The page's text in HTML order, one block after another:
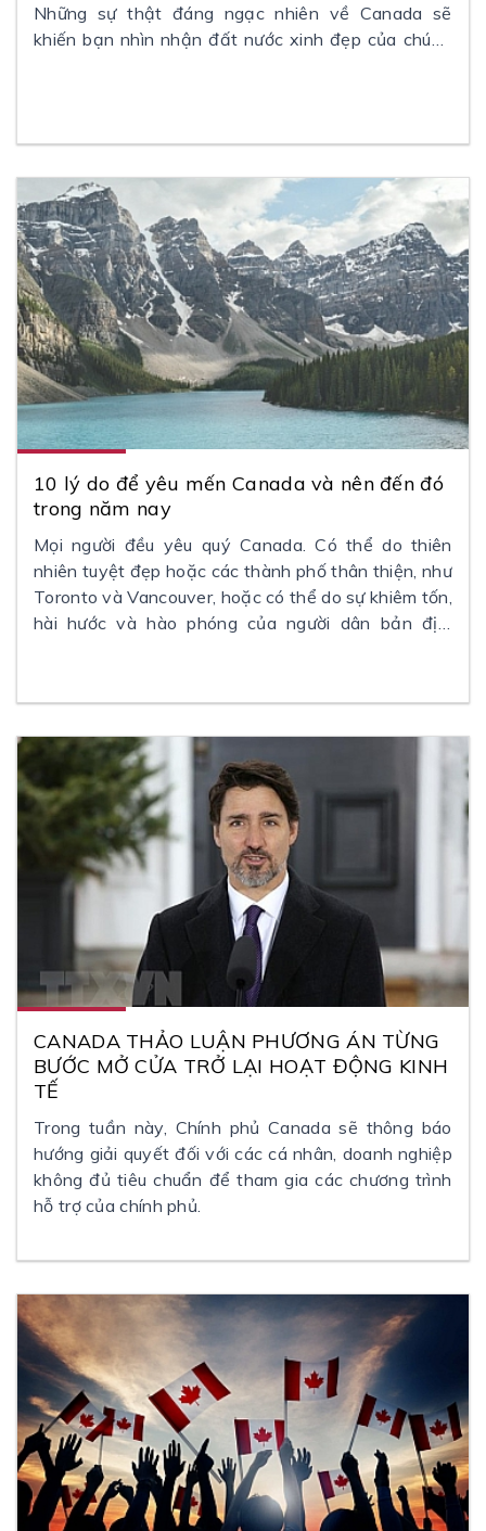
Những sự thật đáng ngạc nhiên về Canada sẽ
khiến bạn nhìn nhận đất nước xinh đẹp của chúng
10 lý do để yêu mến Canada và nên đến đó
trong năm nay
Mọi người đều yêu quý Canada. Có thể do thiên
nhiên tuyệt đẹp hoặc các thành phố thân thiện, như
Toronto và Vancouver, hoặc có thể do sự khiêm tốn,
hài hước và hào phóng của người dân bản địa.
thành một câu hỏi (bằng cách thêm ‘eh?’ vào cuối
dễ dàng.
CANADA THẢO LUẬN PHƯƠNG ÁN TỪNG
BƯỚC MỞ CỬA TRỞ LẠI HOẠT ĐỘNG KINH
TẾ
Trong tuần này, Chính phủ Canada sẽ thông báo
hướng giải quyết đối với các cá nhân, doanh nghiệp
không đủ tiêu chuẩn để tham gia các chương trình
hỗ trợ của chính phủ.